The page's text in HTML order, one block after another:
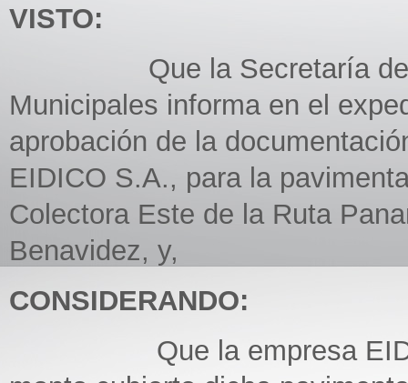
VISTO:
Que la Secretaría de
Municipales informa en el
aprobación de la
EIDICO S.A., para la
Colectora Este de la Ruta
Benavidez, y,
CONSIDERANDO:
Que la empresa EIDICO